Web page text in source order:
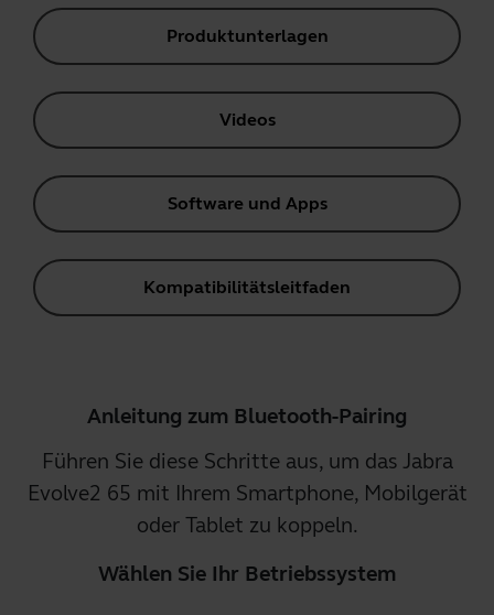
Produktunterlagen
Videos
Software und Apps
Kompatibilitätsleitfaden
Anleitung zum Bluetooth-Pairing
Führen Sie diese Schritte aus, um das Jabra
Evolve2 65 mit Ihrem Smartphone, Mobilgerät
oder Tablet zu koppeln.
Wählen Sie Ihr Betriebssystem